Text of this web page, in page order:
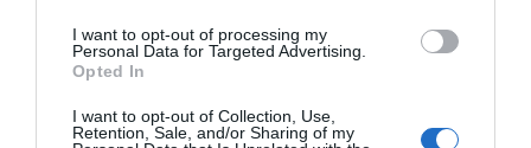
I want to opt-out of processing my
Personal Data for Targeted Advertising.
Opted In
I want to opt-out of Collection, Use,
Retention, Sale, and/or Sharing of my